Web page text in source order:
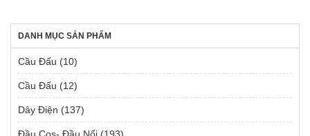
DANH MỤC SẢN PHẨM
Cầu Đấu (10)
Cầu Đấu (12)
Dây Điện (137)